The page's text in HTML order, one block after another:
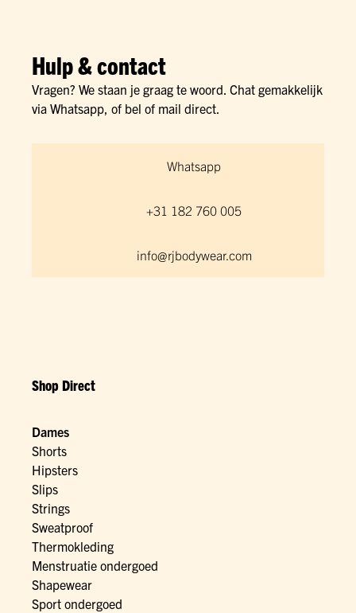
Hulp & contact
Vragen? We staan je graag te woord. Chat gemakkelijk
via Whatsapp, of bel of mail direct.
Whatsapp
+31 182 760 005
info@rjbodywear.com
Shop Direct
Dames
Shorts
Hipsters
Slips
Strings
Sweatproof
Thermokleding
Menstruatie ondergoed
Shapewear
Sport ondergoed